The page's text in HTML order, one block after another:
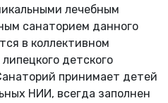
лечебным
санаторием данного
в коллективном
детского
принимает детей
НИИ, всегда заполнен